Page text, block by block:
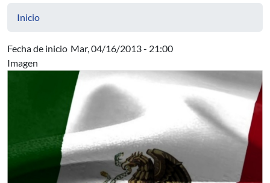
Inicio
Fecha de inicio Mar, 04/16/2013 - 21:00
Imagen